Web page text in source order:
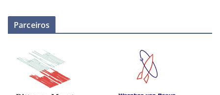
Parceiros